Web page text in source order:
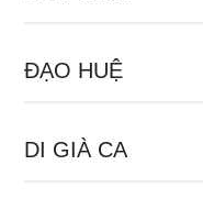
ĐẠO HUỆ
DI GIÀ CA